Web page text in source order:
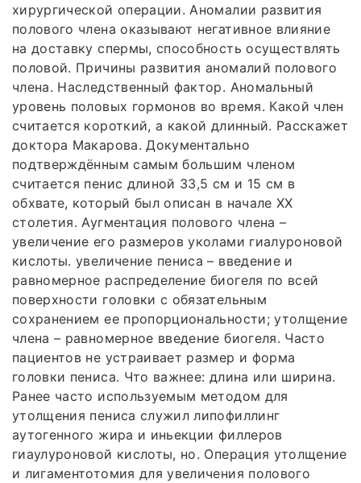
хирургической операции. Аномалии развития
полового члена оказывают негативное влияние
на доставку спермы, способность осуществлять
половой. Причины развития аномалий полового
члена. Наследственный фактор. Аномальный
уровень половых гормонов во время. Какой член
считается короткий, а какой длинный. Расскажет
доктора Макарова. Документально
подтверждённым самым большим членом
считается пенис длиной 33,5 см и 15 см в
обхвате, который был описан в начале ΧΧ
столетия. Аугментация полового члена –
увеличение его размеров уколами гиалуроновой
кислоты. увеличение пениса – введение и
равномерное распределение биогеля по всей
поверхности головки с обязательным
сохранением ее пропорциональности; утолщение
члена – равномерное введение биогеля. Часто
пациентов не устраивает размер и форма
головки пениса. Что важнее: длина или ширина.
Ранее часто используемым методом для
утолщения пениса служил липофиллинг
аутогенного жира и иньекции филлеров
гиаулуроновой кислоты, но. Операция утолщение
и лигаментотомия для увеличения полового